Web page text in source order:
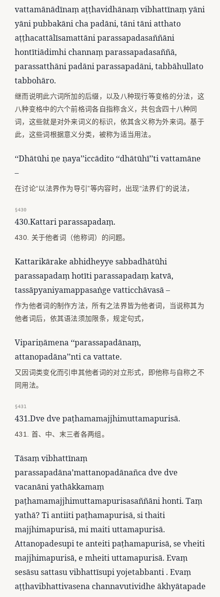
vattamānādīnaṃ aṭṭhavidhānaṃ vibhattīnaṃ yāni
yāni pubbakāni cha padāni, tāni tāni atthato
aṭṭhacattālīsamattāni parassapadasaññāni
hontītiādimhi channaṃ parassapadasaññā,
parassatthāni padāni parassapadāni, tabbāhullato
tabbohāro.
继而说明此六词所加的后缀，以及八种现行等变格的分法，这
八种变格中的六个前格词各自指称含义，共包含四十八种同
词，这些就是对外来词义的标识，依其含义称为外来词。基于
此，这些词根据意义分类，被称为适当用法。
‘‘Dhātūhi ṇe ṇaya’’iccādito ‘‘dhātūhī’’ti vattamāne
–
在讨论“以法界作为导引”等内容时，出现“法界们”的说法，
§430
430.Kattari parassapadaṃ.
430. 关于他者词（他称词）的问题。
Kattarikārake abhidheyye sabbadhātūhi
parassapadaṃ hotīti parassapadaṃ katvā,
tassāpyaniyamappasaṅge vatticchāvasā –
作为他者词的制作方法，所有之法界皆为他者词，当说称其为
他者词后，依其语法须加限条，规定句式，
Vipariṇāmena ‘‘parassapadānaṃ,
attanopadāna’’nti ca vattate.
又因词类变化而引申其他者词的对立形式，即他称与自称之不
同用法。
§431
431.Dve dve paṭhamamajjhimuttamapurisā.
431. 首、中、末三者各两组。
Tāsaṃ vibhattīnaṃ
parassapadāna’mattanopadānañca dve dve
vacanāni yathākkamaṃ
paṭhamamajjhimuttamapurisasaññāni honti. Taṃ
yathā? Ti antiiti paṭhamapurisā, si thaiti
majjhimapurisā, mi maiti uttamapurisā.
Attanopadesupi te anteiti paṭhamapurisā, se vheiti
majjhimapurisā, e mheiti uttamapurisā. Evaṃ
sesāsu sattasu vibhattīsupi yojetabbanti . Evaṃ
aṭṭhavibhattivasena channavutividhe ākhyātapade